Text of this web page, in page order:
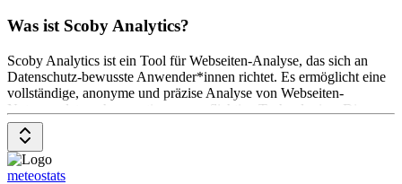
Was ist Scoby Analytics?
Scoby Analytics ist ein Tool für Webseiten-Analyse, das sich an
Datenschutz-bewusste Anwender*innen richtet. Es ermöglicht eine
vollständige, anonyme und präzise Analyse von Webseiten-
Nutzungsdaten ohne zustimmungspflichtige Technologien. Die
wesentlichen Funktionen umfassen KI-basierte Inhaltsanalyse,
serverseitige Messung, effektive Anonymisierung, anonyme
Nutzersegmentierung und leistungsstarke Multichannel-Attribution.
Das Pricing-Modell ist nicht explizit angegeben.
meteostats